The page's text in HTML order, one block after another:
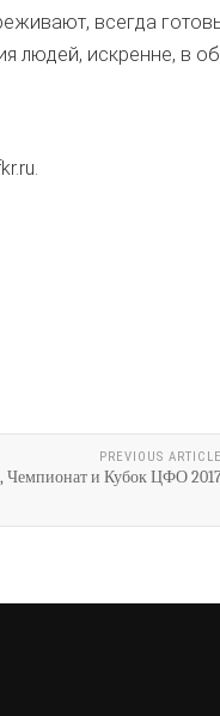
всегда
людей, искренне, в
PREVIOUS ARTICLE
Чемпионат и Кубок ЦФО